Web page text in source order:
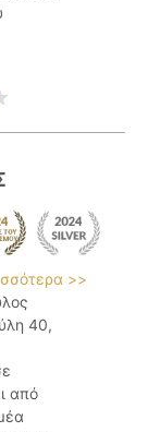
>>
40,
από